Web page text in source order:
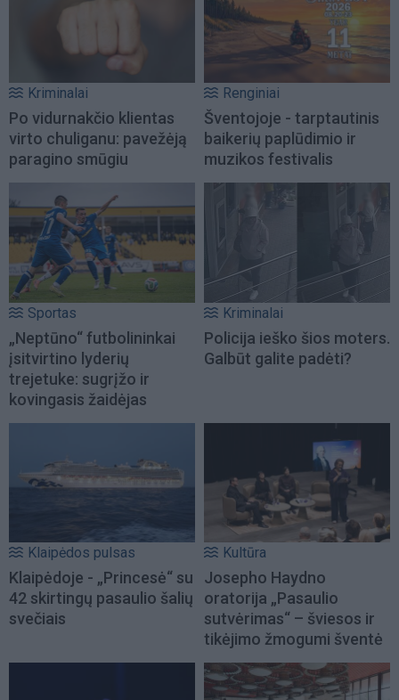
Kriminalai
Po vidurnakčio klientas
virto chuliganu: pavežėją
paragino smūgiu
Renginiai
Šventojoje - tarptautinis
baikerių paplūdimio ir
muzikos festivalis
Sportas
„Neptūno“ futbolininkai
įsitvirtino lyderių
trejetuke: sugrįžo ir
kovingasis žaidėjas
Kriminalai
Policija ieško šios moters.
Galbūt galite padėti?
Klaipėdos pulsas
Klaipėdoje - „Princesė“ su
42 skirtingų pasaulio šalių
svečiais
Kultūra
Josepho Haydno
oratorija „Pasaulio
sutvėrimas“ – šviesos ir
tikėjimo žmogumi šventė